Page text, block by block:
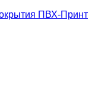
ПВХ-Принт